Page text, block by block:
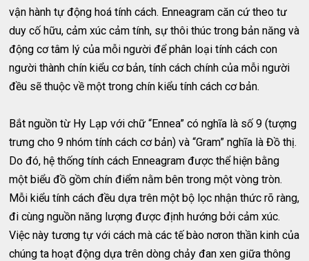
vận hành tự động hoá tính cách. Enneagram căn cứ theo tư
duy cố hữu, cảm xúc cảm tính, sự thôi thúc trong bản năng và
động cơ tâm lý của mỗi người để phân loại tính cách con
người thành chín kiểu cơ bản, tính cách chính của mỗi người
đều sẽ thuộc về một trong chín kiểu tính cách cơ bản.
Bắt nguồn từ Hy Lạp với chữ “Ennea” có nghĩa là số 9 (tượng
trưng cho 9 nhóm tính cách cơ bản) và “Gram” nghĩa là Đồ thị.
Do đó, hệ thống tính cách Enneagram được thể hiện bằng
một biểu đồ gồm chín điểm nằm bên trong một vòng tròn.
Mỗi kiểu tính cách đều dựa trên một bộ lọc nhận thức rõ ràng,
đi cùng nguồn năng lượng được định hướng bởi cảm xúc.
Việc này tương tự với cách mà các tế bào nơron thần kinh của
chúng ta hoạt động dựa trên dòng chảy đan xen giữa thông